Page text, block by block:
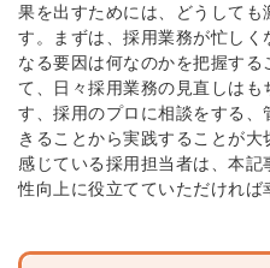
果を出すためには、どうしても
す。まずは、採用業務が忙しく
なる要因は何なのかを把握す
て、日々採用業務の見直しは
す、採用のプロに相談をする
きることから実践することが
感じている採用担当者は、本
性向上に役立てていただければ